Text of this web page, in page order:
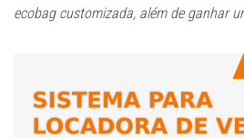
ecobag customizada, além de ganhar